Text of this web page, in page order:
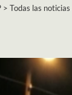
> Todas las noticias